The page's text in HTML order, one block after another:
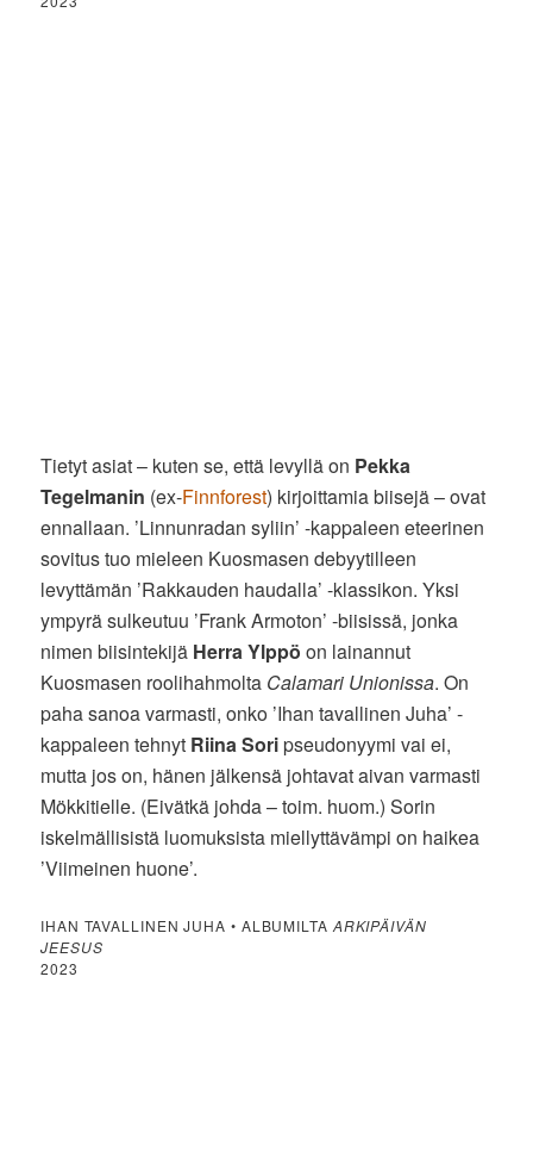
Tietyt asiat – kuten se, että levyllä on Pekka
Tegelmanin (ex-Finnforest) kirjoittamia biisejä – ovat
ennallaan. ’Linnunradan syliin’ -kappaleen eteerinen
sovitus tuo mieleen Kuosmasen debyytilleen
levyttämän ’Rakkauden haudalla’ -klassikon. Yksi
ympyrä sulkeutuu ’Frank Armoton’ -biisissä, jonka
nimen biisintekijä Herra Ylppö on lainannut
Kuosmasen roolihahmolta Calamari Unionissa. On
paha sanoa varmasti, onko ’Ihan tavallinen Juha’ -
kappaleen tehnyt Riina Soripseudonyymi vai ei,
mutta jos on, hänen jälkensä johtavat aivan varmasti
Mökkitielle. (Eivätkä johda – toim. huom.) Sorin
iskelmällisistä luomuksista miellyttävämpi on haikea
’Viimeinen huone’.
IHAN TAVALLINEN JUHA • ALBUMILTA ARKIPÄIVÄN
JEESUS
2023